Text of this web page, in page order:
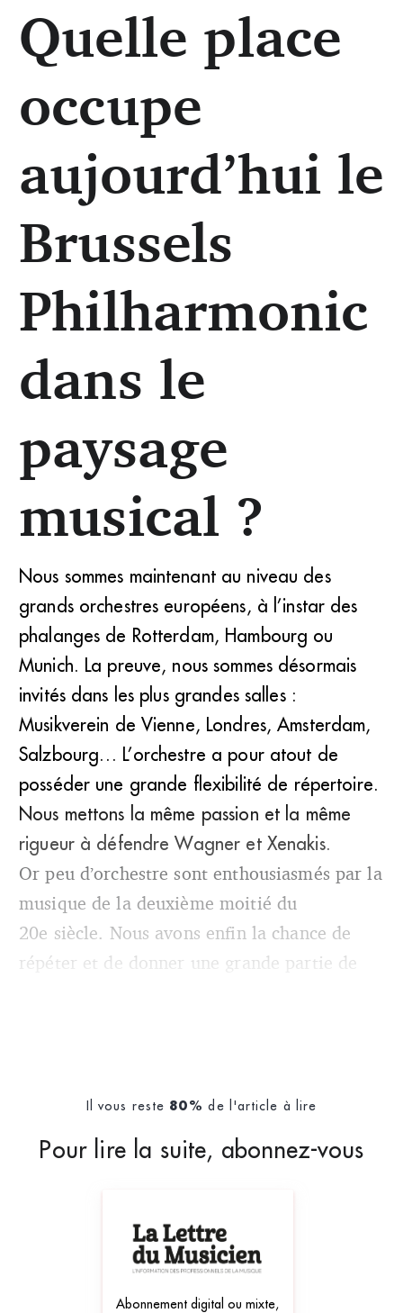
Quelle place
occupe
aujourd’hui le
Brussels
Philharmonic
dans le
paysage
musical ?
Nous sommes maintenant au niveau des
grands orchestres européens, à l’instar des
phalanges de Rotterdam, Hambourg ou
Munich. La preuve, nous sommes désormais
invités dans les plus grandes salles :
Musikverein de Vienne, Londres, Amsterdam,
Salzbourg… L’orchestre a pour atout de
posséder une grande flexibilité de répertoire.
Nous mettons la même passion et la même
rigueur à défendre Wagner et Xenakis.
Or peu d’orchestre sont enthousiasmés par la
musique de la deuxième moitié du
20e siècle. Nous avons enfin la chance de
répéter et de donner une grande partie de
Il vous reste 80% de l'article à lire
Pour lire la suite, abonnez-vous
Abonnement digital ou mixte,